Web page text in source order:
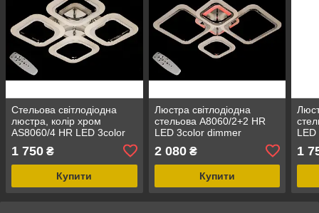
Стельова світлодіодна
люстра, колір хром
AS8060/4 HR LED 3color
1 750 ₴
Купити
Люстра світлодіодна
стельова A8060/2+2 HR
LED 3color dimmer
2 080₴
Купити
1